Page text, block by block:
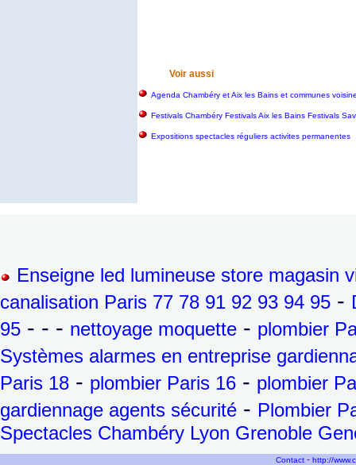
Voir aussi
Agenda Chambéry et Aix les Bains et communes
Festivals Chambéry Festivals Aix les Bains Festivals
Expositions spectacles réguliers activites permanentes
Enseigne led lumineuse store magasin
canalisation Paris 77 78 91 92 93 94 95 -
95 - - - nettoyage moquette - plombier
Systèmes alarmes en entreprise
Paris 18 - plombier Paris 16 - plombier
gardiennage agents sécurité - Plombier
Spectacles Chambéry Lyon Grenoble
Contact - http://